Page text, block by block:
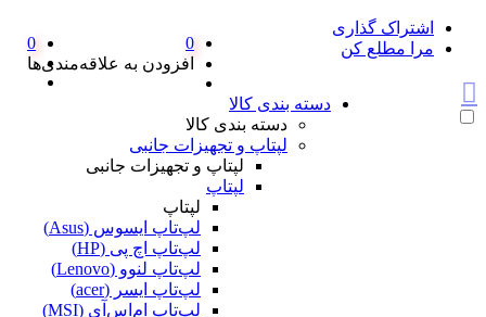
اشتراک گذاری
مرا مطلع کن
0
افزودن به علاقه‌مندی‌ها
0
دسته بندی کالا
دسته بندی کالا
لپتاپ و تجهیزات جانبی
لپتاپ و تجهیزات جانبی
لپتاپ
لپتاپ
لپ‌تاپ ایسوس (Asus)
لپ‌تاپ اچ پی (HP)
لپ‌تاپ لنوو (Lenovo)
لپ‌تاپ ایسر (acer)
لپ‌تاپ ام‌اس‌آی (MSI)